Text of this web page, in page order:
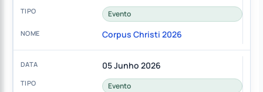
Evento
Corpus Christi 2026
05 Junho 2026
Evento